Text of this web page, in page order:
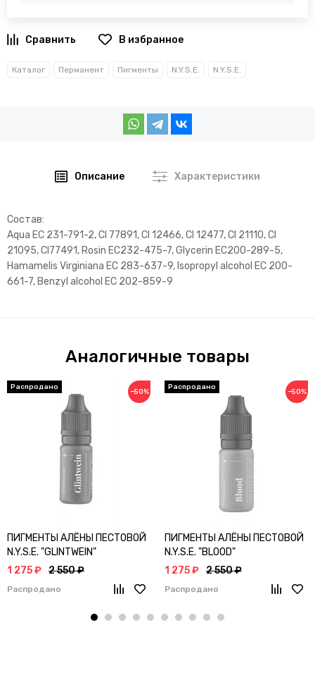
В избранное
Каталог Перманент Пигменты N.Y.S.E. N.Y.S.E.
Описание Характеристики
Состав:
Aqua EC 231-791-2, CI 77891, CI 12466, CI 12477, CI 21110, CI
21095, CI77491, Rosin EC232-475-7, Glycerin EC200-289-5,
Hamamelis Virginiana EC 283-637-9, Isopropyl alcohol EC 200-
661-7, Benzyl alcohol EC 202-859-9
Аналогичные товары
−50%
ПИГМЕНТЫ АЛЁНЫ ПЕСТОВОЙ
N.Y.S.E. "GLINTWEIN"
1 275 ₽ 2 550 ₽
Распродано
−50%
ПИГМЕНТЫ АЛЁНЫ ПЕСТОВОЙ
N.Y.S.E. "BLOOD"
1 275 ₽ 2 550 ₽
Распродано